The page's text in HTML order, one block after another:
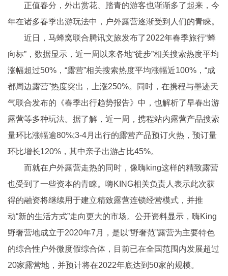
正值春分，外出赏花、踏青的游客也渐渐多了起来，今
年在诸多春季出游玩法中，户外露营逐渐受到人们的青睐。
近 日，马蜂窝联合腾讯文旅发布了2022年春季旅行“蜂
向标”，数据显示， 近一周以来各地“徒步”相关搜索热度平均
涨幅超过50%，“露营”相关搜索热度平均涨幅近100%，“成
都周边露营”热度突出，上涨250%。同时，在携程与墨迹天
气联合发布的《春季出行趋势报告》中，也解析了早春出游
露营等多种玩法。据了解， 近一周，携程站内露营产品搜索
量环比涨幅逾80%;3-4月出行的露营产品预订火热，预订量
环比增长120%，其中亲子出游占比45%。
而就在户外露营走热的同时，像嗨king这样的精致露营
也受到了一些资本的青睐。嗨KING相关负责人表示此次获
得的融资将继续用于建立精致露营连锁经营模式，并推
动“新的生活方式”走向更大的市场。公开资料显示，嗨King
野奢营地成立于2020年7月，是以“野奢范”露营为主要特色
的综合性 户外微度假综合体，目前已在全国范围内发展超过
20家露营地，并预计将在2022年底达到50家的规模。